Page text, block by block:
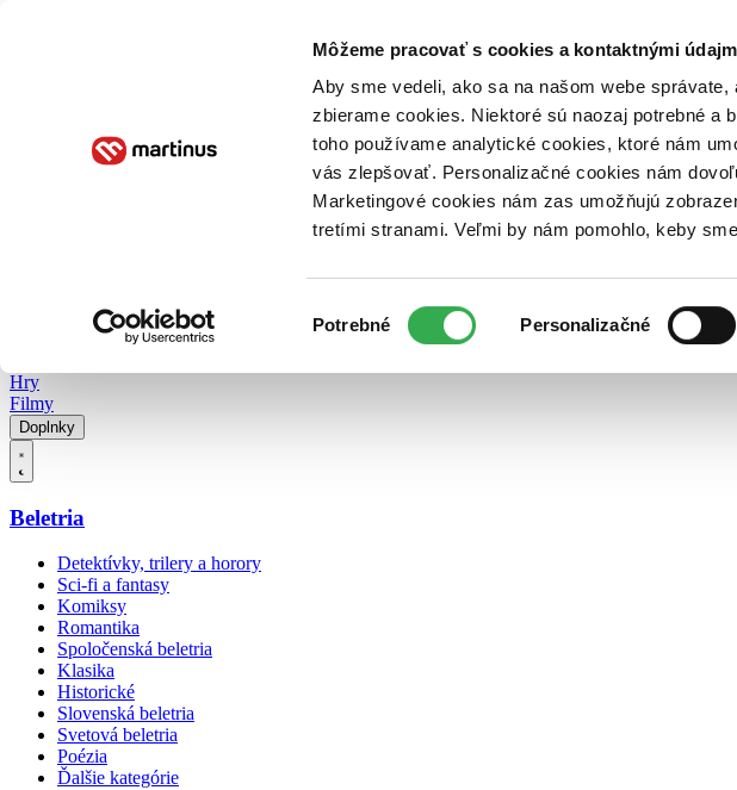
Môžeme pracovať s cookies a kontaktnými
Aby sme vedeli, ako sa na našom webe
zbierame cookies. Niektoré sú naozaj potrebné a
toho používame analytické cookies, ktoré nám
vás zlepšovať. Personalizačné cookies nám
Marketingové cookies nám zas umožňujú
tretími stranami. Veľmi by nám pomohlo, keby
súhlasu
Potrebné Personalizačné
Poukážky Kontakt
Hry
Filmy
Doplnky
Beletria
Detektívky, trilery a horory
Sci-fi a fantasy
Komiksy
Romantika
Spoločenská beletria
Klasika
Historické
Slovenská beletria
Svetová beletria
Poézia
Ďalšie kategórie